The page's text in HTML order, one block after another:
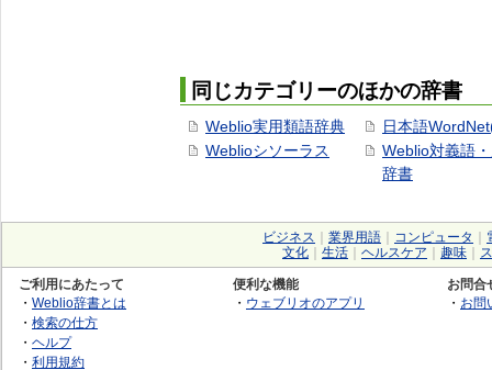
同じカテゴリーのほかの辞書
Weblio実用類語辞典
Weblioシソーラス
日本語
Weblio対義語
辞書
ビジネス 業界用語 コンピュータ
文化
生活 ヘルスケア 趣味
ご利用にあたって
・ Weblio辞書とは
・ 検索の仕方
・ ヘルプ
・ 利用規約
便利な機能
・ ウェブリオのアプリ
お問合
・ お問